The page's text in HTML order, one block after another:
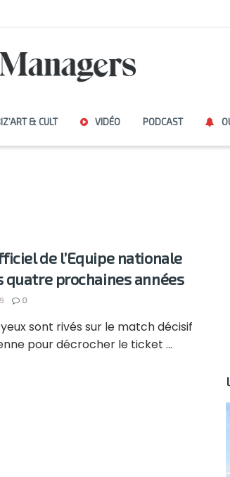
& CULT VIDÉO PODCAST
de l’Equipe nationale
prochaines années
0
sont rivés sur le match décisif
pour décrocher le ticket ...